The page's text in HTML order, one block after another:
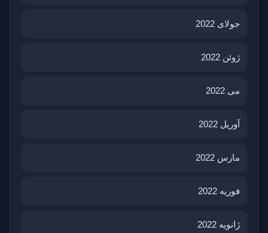
جولای 2022
ژوئن 2022
می 2022
آوریل 2022
مارس 2022
فوریه 2022
ژانویه 2022